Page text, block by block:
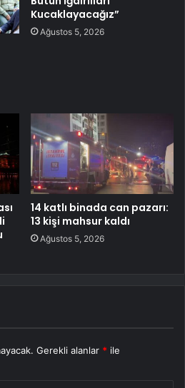
Kucaklayacağız”
Ağustos 5, 2026
14 katlı binada can pazarı:
13 kişi mahsur kaldı
Ağustos 5, 2026
Gerekli alanlar * ile